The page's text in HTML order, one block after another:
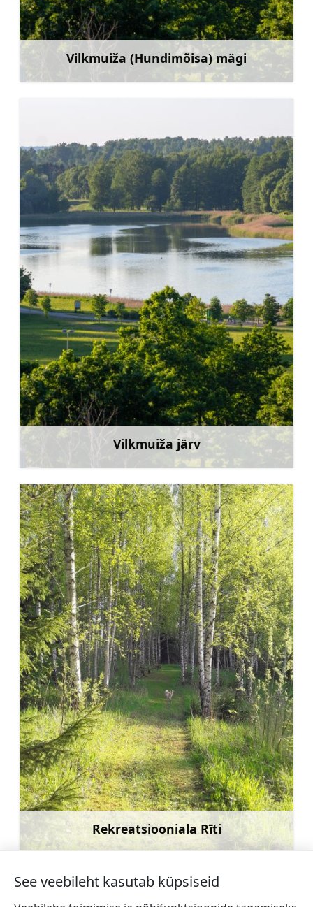
Vilkmuiža (Hundimõisa) mägi
Rohkem teavet
Vilkmuiža järv
Rohkem teavet
Rekreatsiooniala Rīti
Rohkem teavet
See veebileht kasutab küpsiseid